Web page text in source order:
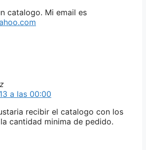
catalogo. Mi email es
a las 00:00
recibir el catalogo con los
cantidad minima de pedido.